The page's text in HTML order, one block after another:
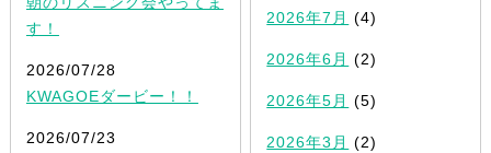
す！
2026/07/28
KWAGOEダービー！！
2026/07/23
2026年7月 (4)
2026年6月 (2)
2026年5月 (5)
2026年3月 (2)